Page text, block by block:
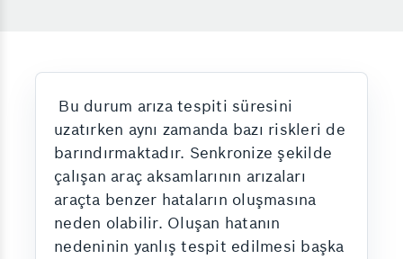
Bu durum arıza tespiti süresini
uzatırken aynı zamanda bazı riskleri de
barındırmaktadır. Senkronize şekilde
çalışan araç aksamlarının arızaları
araçta benzer hataların oluşmasına
neden olabilir. Oluşan hatanın
nedeninin yanlış tespit edilmesi başka